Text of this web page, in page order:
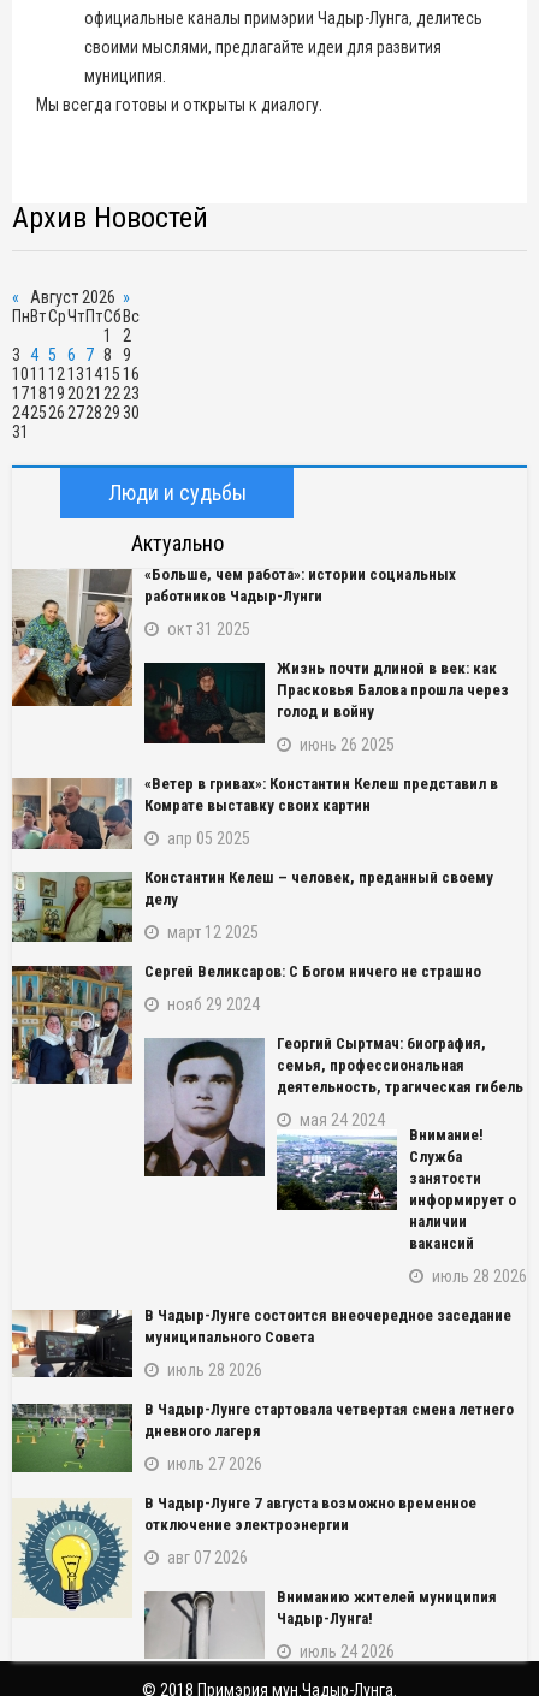
официальные каналы примэрии Чадыр-Лунга, делитесь
своими мыслями, предлагайте идеи для развития
муниципия.
Мы всегда готовы и открыты к диалогу.
Архив Новостей
« Август 2026 »
ПнВтСрЧтПтСбВс
1
2
3 4 5 6 7 8
9
1011 1213141516
171819 2021 22 23
242526 27282930
31
Люди и судьбы
Актуально
«Больше, чем работа»: истории социальных
работников Чадыр-Лунги
окт 31 2025
Жизнь почти длиной в век: как
Прасковья Балова прошла через
голод и войну
июнь 26 2025
«Ветер в гривах»: Константин Келеш представил в
Комрате выставку своих картин
апр 05 2025
Константин Келеш – человек, преданный своему
делу
март 12 2025
Сергей Великсаров: С Богом ничего не страшно
нояб 29 2024
Георгий Сыртмач: биография,
семья, профессиональная
деятельность, трагическая гибель
мая 24 2024
Внимание!
Служба
занятости
информирует о
наличии
вакансий
июль 28 2026
В Чадыр-Лунге состоится внеочередное заседание
муниципального Совета
июль 28 2026
В Чадыр-Лунге стартовала четвертая смена летнего
дневного лагеря
июль 27 2026
В Чадыр-Лунге 7 августа возможно временное
отключение электроэнергии
авг 07 2026
Вниманию жителей муниципия
Чадыр-Лунга!
июль 24 2026
© 2018 Примэрия мун.Чадыр-Лунга.
NAME_SOCIAL_GOOGLE